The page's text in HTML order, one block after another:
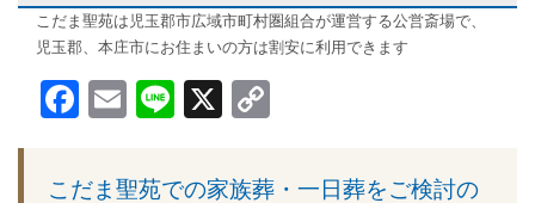
こだま聖苑は児玉郡市広域市町村圏組合が運営する公営斎場で、
児玉郡、本庄市にお住まいの方は割安に利用できます
Facebook
EmailLine
X
こだま聖苑での家族葬・一日葬をご検討の